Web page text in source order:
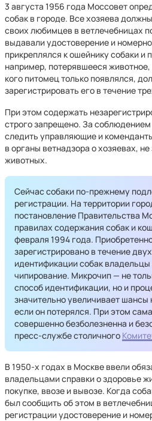
3 августа 1956 года Моссовет
собак в городе. Все хозяева
своих любимцев в ветлечебницах
выдавали удостоверение и
прикреплялся к ошейнику собаки и
например, потерявшееся
кого питомец только появлялся,
зарегистрировать его в течение
При этом содержать
строго запрещено. За
следить управляющие и
в органы ветнадзора о хозяевах,
животных.
Сейчас собаки по-прежнему
регистрации. На территории
постановление Правительства
правилах содержания собак и
февраля 1994 года.
зарегистрировано в течение
идентификации собак
чипирование. Микрочип — не
способ идентификации, но и
значительно увеличивает
если он потерялся. При этом
совершенно безболезненна и
пресс-службе столичного
В 1950-х годах в Москве ввели
владельцами справки о здоровье
покупке, ввозе и вывозе. Когда
был сообщить об этом в
регистрации удостоверение и